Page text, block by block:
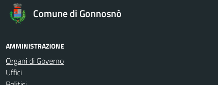
Comune di Gonnosnò
AMMINISTRAZIONE
Organi di Governo
Uffici